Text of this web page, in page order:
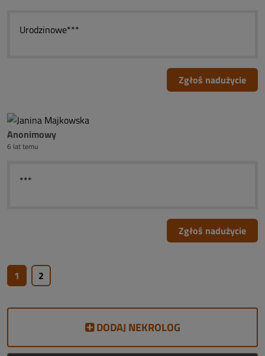
Urodzinowe***
Zgłoś nadużycie
Anonimowy
6 lat temu
***
Zgłoś nadużycie
1 2
DODAJ NEKROLOG